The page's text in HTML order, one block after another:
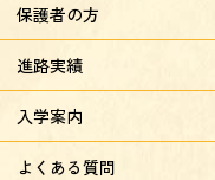
保護者の方
進路実績
入学案内
よくある質問